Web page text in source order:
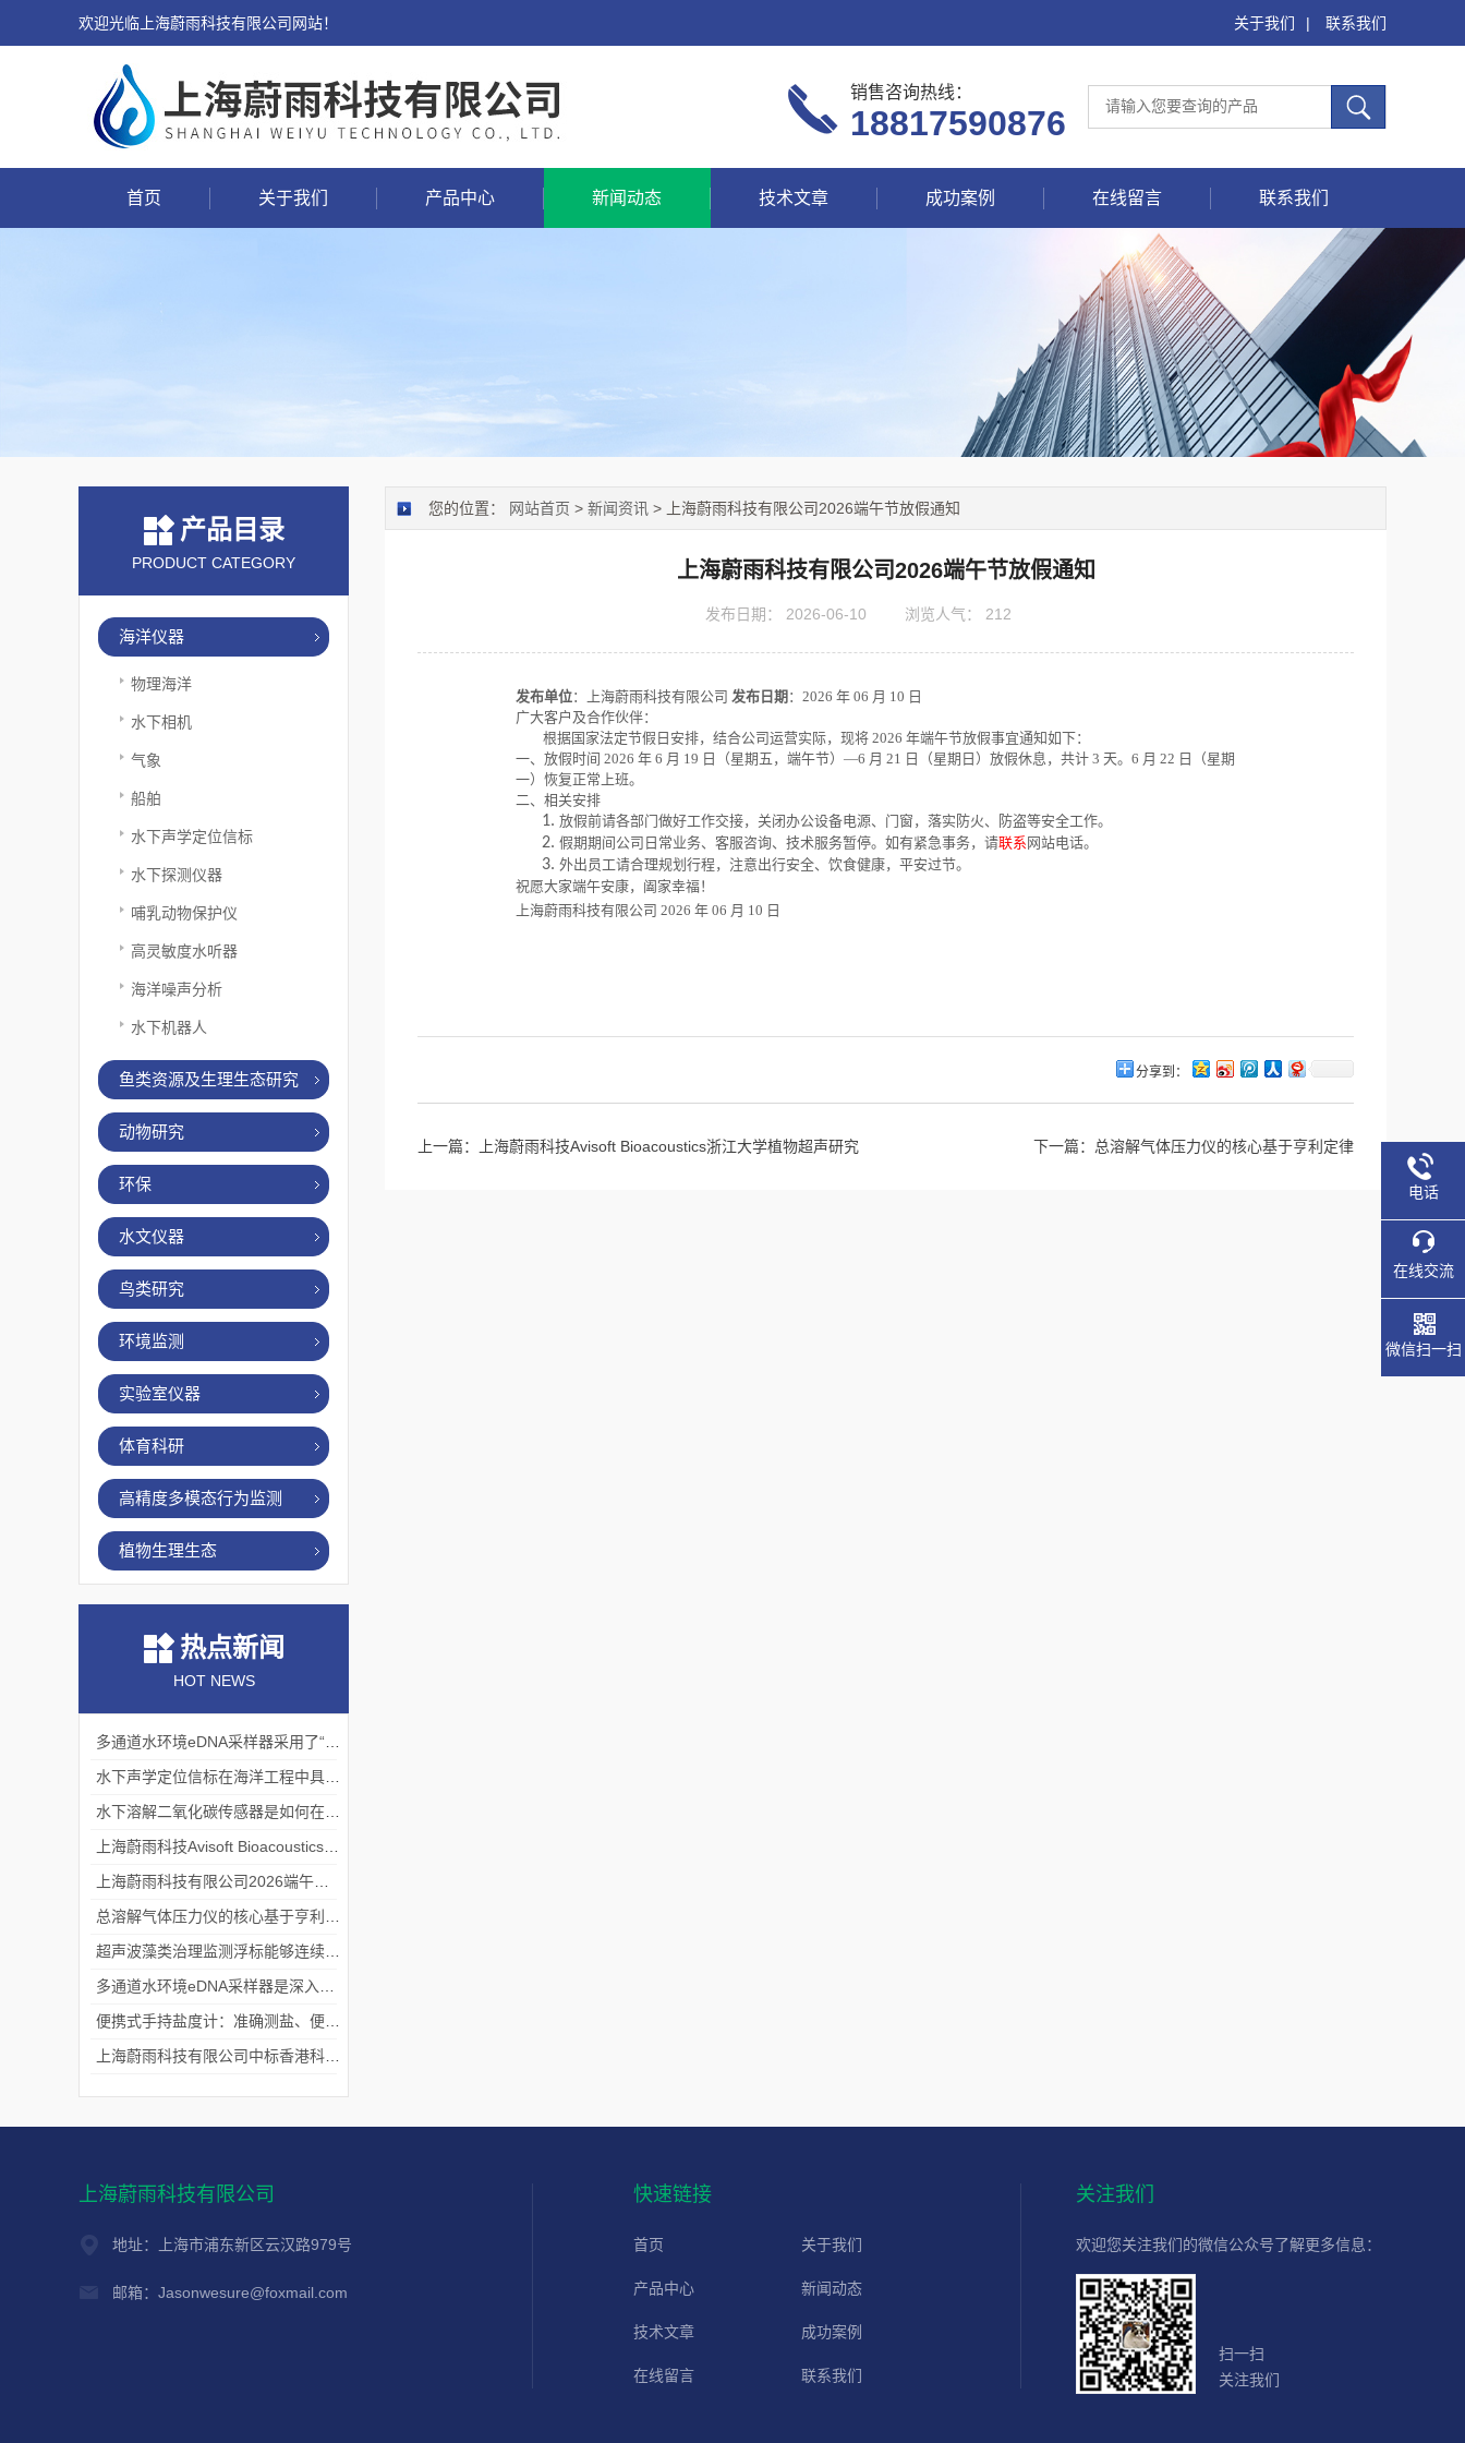
欢迎光临上海蔚雨科技有限公司网站！ 关于我们 | 联系我们
销售咨询热线：
18817590876
首页 关于我们 产品中心 新闻动态 技术文章 成功案例 在线留言 联系我们
产品目录
PRODUCT CATEGORY
海洋仪器
物理海洋
水下相机
气象
船舶
水下声学定位信标
水下探测仪器
哺乳动物保护仪
高灵敏度水听器
海洋噪声分析
水下机器人
鱼类资源及生理生态研究
动物研究
环保
水文仪器
鸟类研究
环境监测
实验室仪器
体育科研
高精度多模态行为监测
植物生理生态
热点新闻
HOT NEWS
您的位置： 网站首页 > 新闻资讯 > 上海蔚雨科技有限公司2026端午节放假通知
上海蔚雨科技有限公司2026端午节放假通知
发布日期： 2026-06-10 浏览人气： 212
发布单位：上海蔚雨科技有限公司 发布日期 ： 2026 年 06 月 10 日
广大客户及合作伙伴：
根据国家法定节假日安排，结合公司运营实际，现将2026 年端午节放假事宜通知如下：
一、放假时间 2026 年 6 月 19 日（星期五，端午节）—6 月 21 日（星期日）放假休息，共计 3 天。6 月 22 日（星期
一）恢复正常上班。
二、相关安排
1. 放假前请各部门做好工作交接，关闭办公设备电源、门窗，落实防火、防盗等安全工作。
2. 假期期间公司日常业务、客服咨询、技术服务暂停。如有紧急事务，请联系 网站电话。
3. 外出员工请合理规划行程，注意出行安全、饮食健康，平安过节。
祝愿大家端午安康，阖家幸福！
上海蔚雨科技有限公司 2026 年 06 月 10 日
分享到：
上一篇： 上海蔚雨科技Avisoft Bioacoustics浙江大学植物超声研究 下一篇： 总溶解气体压力仪的核心基于亨利定律
上海蔚雨科技有限公司
地址：上海市浦东新区云汉路979号
邮箱：Jasonwesure@foxmail.com
快速链接
首页 关于我们
产品中心 新闻动态
技术文章 成功案例
在线留言 联系我们
关注我们
欢迎您关注我们的微信公众号了解更多信息：
扫一扫
关注我们
电话
在线交流
微信扫一扫